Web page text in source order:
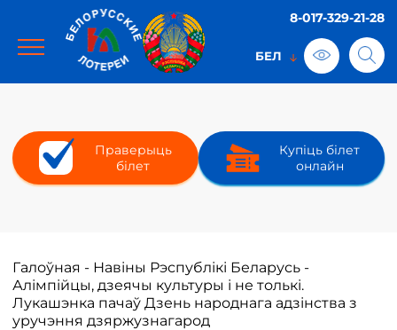
8-017-329-21-28
Праверыць
білет
Купіць білет
онлайн
Галоўная - Навіны Рэспублікі Беларусь -
Алімпійцы, дзеячы культуры і не толькі.
Лукашэнка пачаў Дзень народнага адзінства з
уручэння дзяржузнагарод